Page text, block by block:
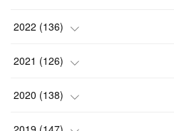
(13)
( 6 )
(15)
(12)
( 12)
(13)
(15)
(23)
( 17)
(4)
(15)
(21)
( 15)
2022 (136)
(6)
(20)
( 22)
2021 (126)
(13)
(13)
2020 (138)
(9)